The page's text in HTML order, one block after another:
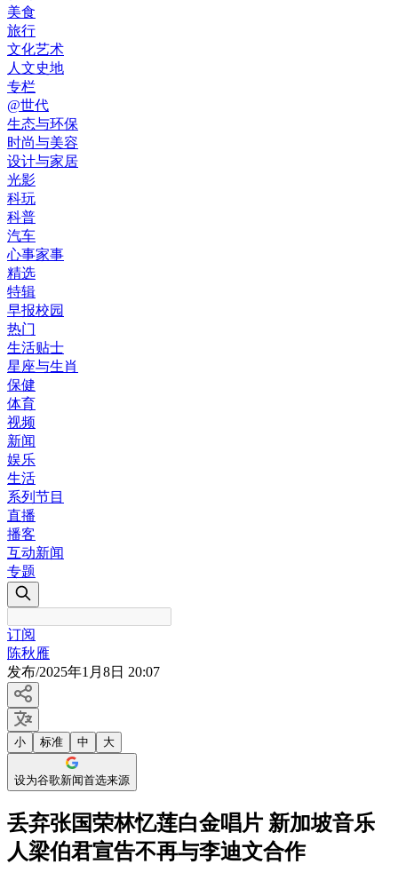
美食
旅行
文化艺术
人文史地
专栏
@世代
生态与环保
时尚与美容
设计与家居
光影
科玩
科普
汽车
心事家事
精选
特辑
早报校园
热门
生活贴士
星座与生肖
保健
体育
视频
新闻
娱乐
生活
系列节目
直播
播客
互动新闻
专题
订阅
陈秋雁
发布/2025年1月8日 20:07
小 标准 中 大
设为谷歌新闻首选来源
丢弃张国荣林忆莲白金唱片 新加坡音乐
人梁伯君宣告不再与李迪文合作